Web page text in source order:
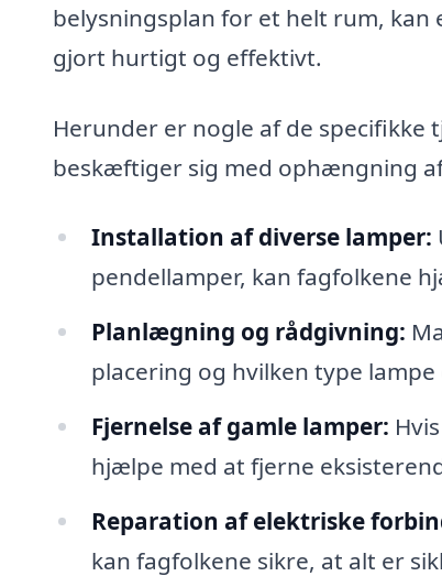
belysningsplan for et helt rum,
gjort hurtigt og effektivt.
Herunder er nogle af de
beskæftiger sig med ophængning
Installation af diverse lamper:
pendellamper, kan fagfolkene
Planlægning og rådgivning:
placering og hvilken type
Fjernelse af gamle lamper:
hjælpe med at fjerne
Reparation af elektriske
kan fagfolkene sikre, at alt er